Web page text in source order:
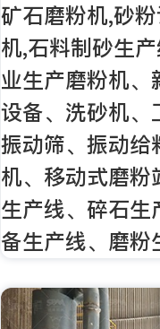
矿石磨粉机,砂
机,石料制砂生
业生产磨粉机、
设备、洗砂机、
振动筛、振动给
机、移动式磨粉
生产线、碎石生
备生产线、磨粉